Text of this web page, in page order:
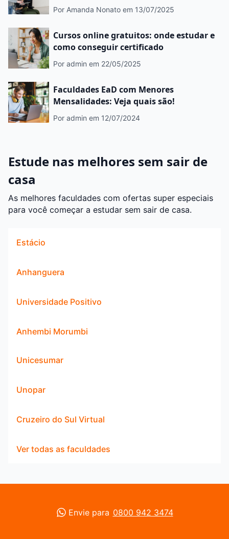
Por Amanda Nonato em 13/07/2025
Cursos online gratuitos: onde estudar e
como conseguir certificado
Por admin em 22/05/2025
Faculdades EaD com Menores
Mensalidades: Veja quais são!
Por admin em 12/07/2024
Estude nas melhores sem sair de
casa
As melhores faculdades com ofertas super especiais
para você começar a estudar sem sair de casa.
Estácio
Anhanguera
Universidade Positivo
Anhembi Morumbi
Unicesumar
Unopar
Cruzeiro do Sul Virtual
Ver todas as faculdades
Envie para 0800 942 3474